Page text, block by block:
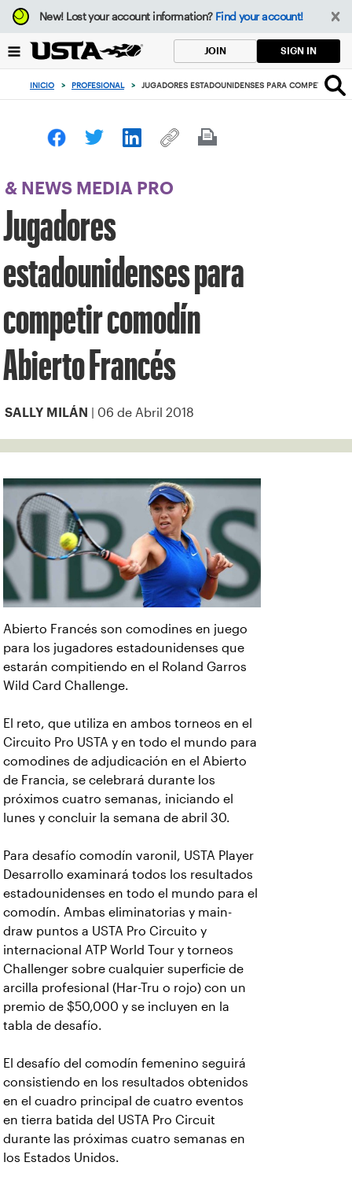
Enfoque
desde
botón
volver
principio
New!Lost your account information? Find your account!
JOIN SIGN IN
INICIO > PROFESIONAL > JUGADORES ESTADOUNIDENSES PARA COMPETIR
& NEWS MEDIA PRO
Jugadores
estadounidenses para
competir comodín
Abierto Francés
SALLY MILÁN | 06 de Abril 2018
Abierto Francés son comodines en juego
para los jugadores estadounidenses que
estarán compitiendo en el Roland Garros
Wild Card Challenge.
El reto, que utiliza en ambos torneos en el
Circuito Pro USTA y en todo el mundo para
comodines de adjudicación en el Abierto
de Francia, se celebrará durante los
próximos cuatro semanas, iniciando el
lunes y concluir la semana de abril 30.
Para desafío comodín varonil, USTA Player
Desarrollo examinará todos los resultados
estadounidenses en todo el mundo para el
comodín. Ambas eliminatorias y main-
draw puntos a USTA Pro Circuito y
internacional ATP World Tour y torneos
Challenger sobre cualquier superficie de
arcilla profesional (Har-Tru o rojo) con un
premio de $50,000 y se incluyen en la
tabla de desafío.
El desafío del comodín femenino seguirá
consistiendo en los resultados obtenidos
en el cuadro principal de cuatro eventos
en tierra batida del USTA Pro Circuit
durante las próximas cuatro semanas en
los Estados Unidos.